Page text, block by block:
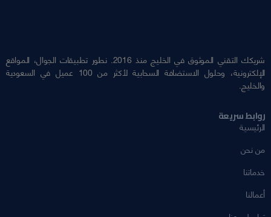
شريكك التقني الموثوق في الخليج منذ 2016. نطور تطبيقات الجوال، المواقع
الإلكترونية، وحلول الاستضافة السحابية لأكثر من 100 عميل في السعودية
والخليج.
روابط سريعة
الرئيسية
من نحن
خدماتنا
أعمالنا